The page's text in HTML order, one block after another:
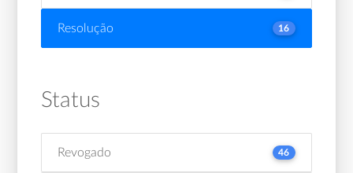
Resolução 16
Status
Revogado 46